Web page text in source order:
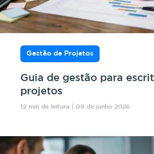
Gestão de Projetos
Guia de gestão para
projetos
12 min de leitura | 09 de junho 2026